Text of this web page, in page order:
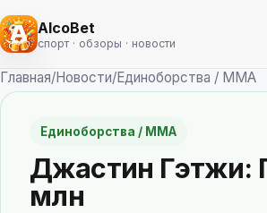
AlcoBet
спорт · обзоры · новости
Главная/Новости/Единоборства / ММА
Единоборства / ММА
Джастин Гэтжи:
млн